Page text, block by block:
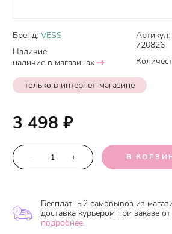
Бренд: VESS
Наличие:
наличие в магазинах
Артикул:
720826
только в интернет-магазине
3 498 ₽
– + В
Бесплатный самовывоз из
доставка курьером при заказе
подробнее.